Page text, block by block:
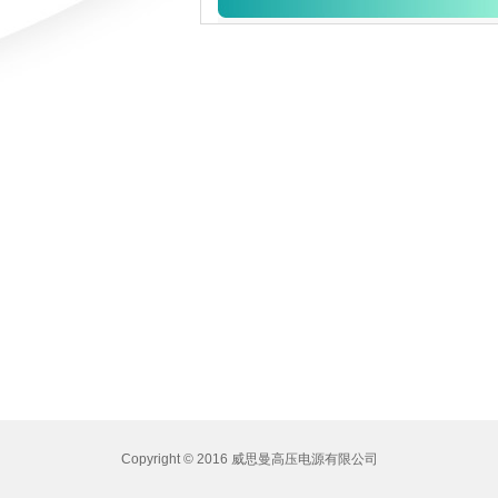
Copyright © 2015 咸阳威思曼高压电源有限公司
Copyright © 2016 威思曼高压电源有限公司